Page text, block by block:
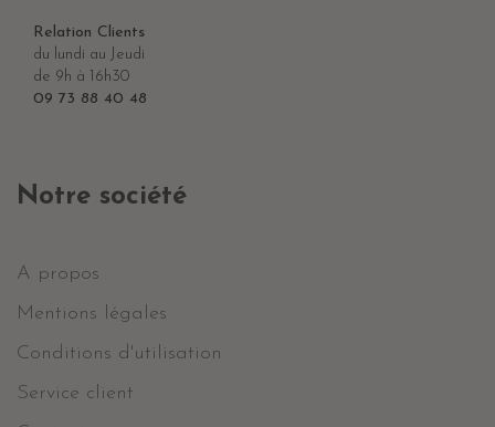
Relation Clients
du lundi au Jeudi
de 9h à 16h30
09 73 88 40 48
Notre société
A propos
Mentions légales
Conditions d'utilisation
Service client